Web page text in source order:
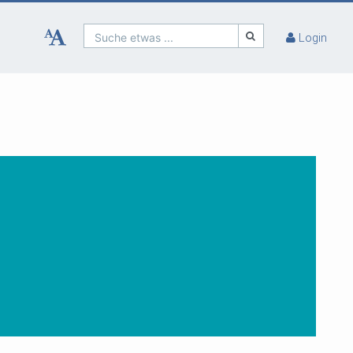
Suche etwas ... Login